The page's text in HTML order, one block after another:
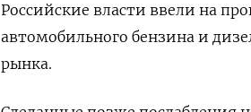
Российские власти ввели на
автомобильного бензина и
рынка.